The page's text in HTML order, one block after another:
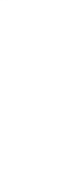
Adultos